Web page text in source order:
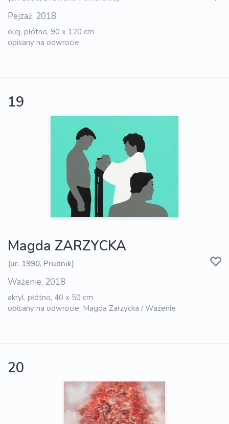
Pejzaż, 2018
olej, płótno, 90 x 120 cm
opisany na odwrocie
19
Magda ZARZYCKA
(ur. 1990, Prudnik)
Ważenie, 2018
akryl, płótno, 40 x 50 cm
opisany na odwrocie: Magda Zarzycka / Ważenie
20